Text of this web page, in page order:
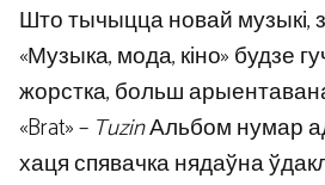
Што тычыцца новай музыкі,
«Музыка, мода, кіно» будзе
жорстка, больш
«Brat» – TuzinАльбом нумар
хаця спявачка нядаўна